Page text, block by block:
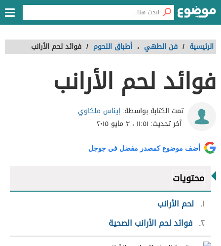
الرئيسية / فن الطهي ، أطباق اللحوم / فوائد لحم الأرانب
فوائد لحم الأرانب
تمت الكتابة بواسطة:إيناس ملكاوي
آخر تحديث: ١١:٥١ ، ٣ مايو ٢٠١٥
أضف موضوع كمصدر مفضل في جوجل
محتويات
١ لحم الأرانب
٢ فوائد لحم الأرانب الصحية